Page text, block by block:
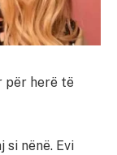
për herë të
si nënë. Evi